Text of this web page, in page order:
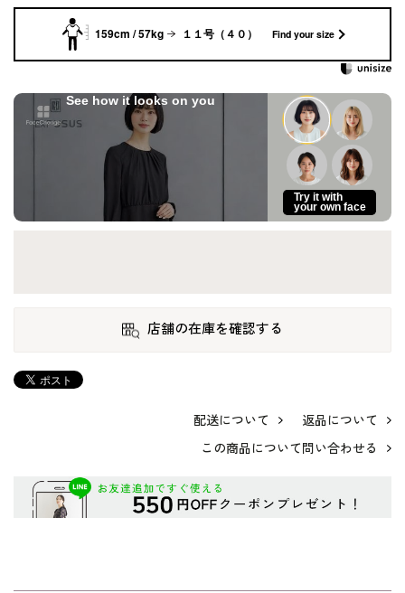
159cm / 57kg １１号（４０） Find your size
See how it looks on you
Try it with
your own face
店舗の在庫を確認する
配送について
返品について
この商品について問い合わせる